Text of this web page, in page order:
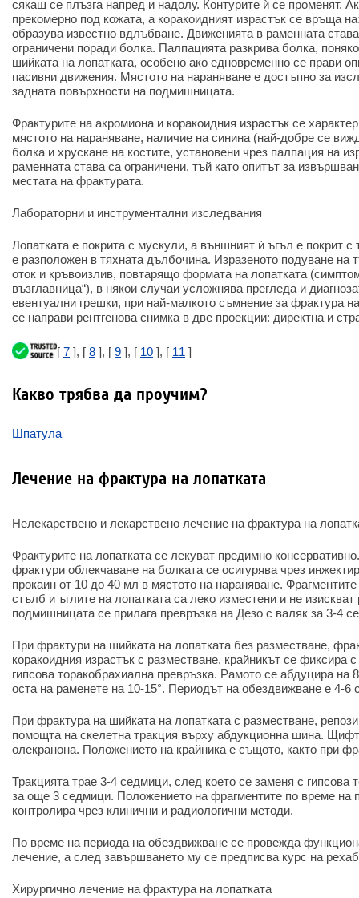
сякаш се плъзга напред и надолу. Контурите ѝ се променят.
прекомерно под кожата, а коракоидният израстък се връща
образува известно вдлъбване. Движенията в раменната
ограничени поради болка. Палпацията разкрива болка,
шийката на лопатката, особено ако едновременно се прави
пасивни движения. Мястото на нараняване е достъпно за
задната повърхности на подмишницата.
Фрактурите на акромиона и коракоидния израстък се
мястото на нараняване, наличие на синина (най-добре се
болка и хрускане на костите, установени чрез палпация на
раменната става са ограничени, тъй като опитът за
местата на фрактурата.
Лабораторни и инструментални изследвания
Лопатката е покрита с мускули, а външният ѝ ъгъл е покрит с
е разположен в тяхната дълбочина. Изразеното подуване на
оток и кръвоизлив, повтарящо формата на лопатката
възглавница“), в някои случаи усложнява прегледа и
евентуални грешки, при най-малкото съмнение за фрактура
се направи рентгенова снимка в две проекции: директна и
[ 7 ], [ 8 ], [ 9 ], [ 10 ], [ 11 ]
Какво трябва да проучим?
Шпатула
Лечение на фрактура на лопатката
Нелекарствено и лекарствено лечение на фрактура на
Фрактурите на лопатката се лекуват предимно
фрактури облекчаване на болката се осигурява чрез
прокаин от 10 до 40 мл в мястото на нараняване.
стълб и ъглите на лопатката са леко изместени и не
подмишницата се прилага превръзка на Дезо с валяк за 3-4
При фрактури на шийката на лопатката без разместване,
коракоидния израстък с разместване, крайникът се фиксира
гипсова торакобрахиална превръзка. Рамото се абдуцира на
оста на раменете на 10-15°. Периодът на обездвижване е 4-6
При фрактура на шийката на лопатката с разместване,
помощта на скелетна тракция върху абдукционна шина.
олекранона. Положението на крайника е същото, както при
Тракцията трае 3-4 седмици, след което се заменя с гипсова
за още 3 седмици. Положението на фрагментите по време на
контролира чрез клинични и радиологични методи.
По време на периода на обездвижване се провежда
лечение, а след завършването му се предписва курс на
Хирургично лечение на фрактура на лопатката